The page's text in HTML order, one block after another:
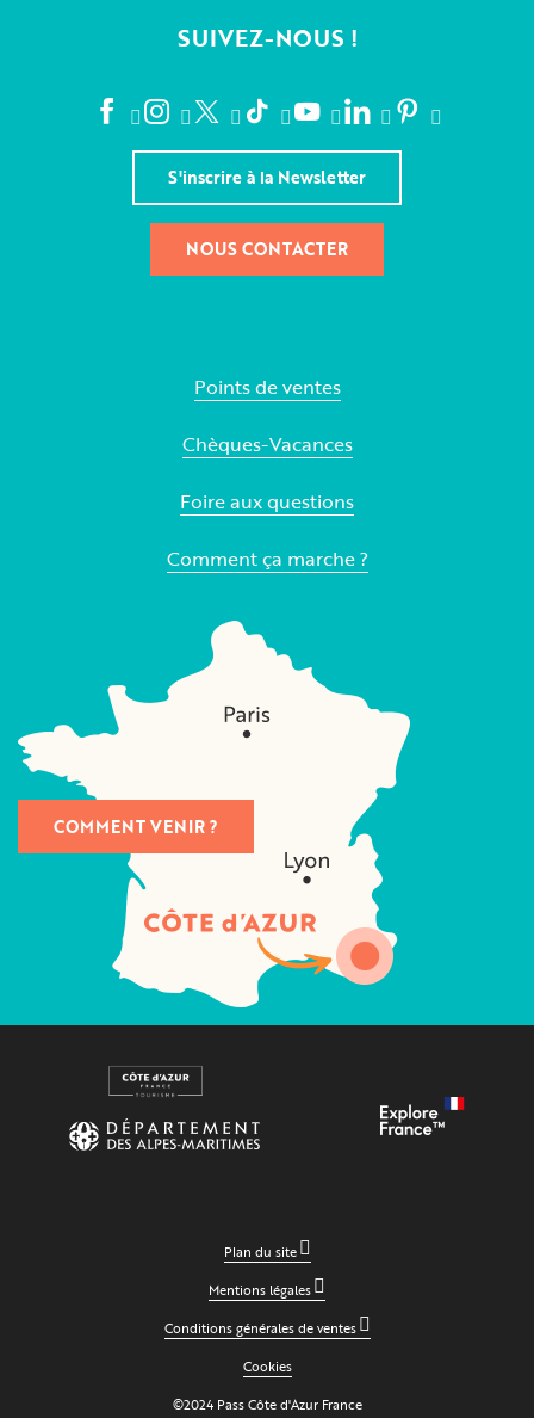
SUIVEZ-NOUS !
S'inscrire à la Newsletter
NOUS CONTACTER
Points de ventes
Chèques-Vacances
Foire aux questions
Comment ça marche ?
COMMENT VENIR ?
Plan du site
Mentions légales
Conditions générales de ventes
Cookies
©2024 Pass Côte d'Azur France